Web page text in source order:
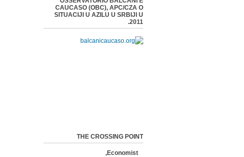
CAUCASO (OBC), APC/CZA O
SITUACIJI U AZILU U SRBIJI U
2011.
THE CROSSING POINT
Economist,